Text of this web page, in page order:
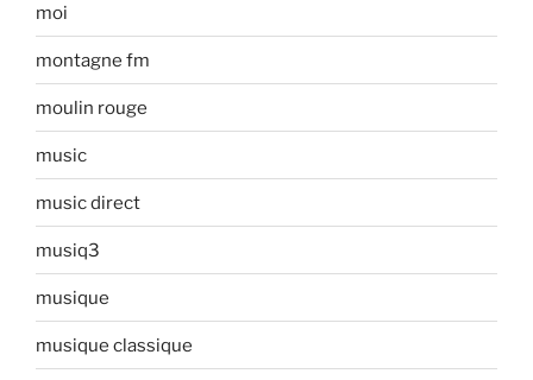
moi
montagne fm
moulin rouge
music
music direct
musiq3
musique
musique classique